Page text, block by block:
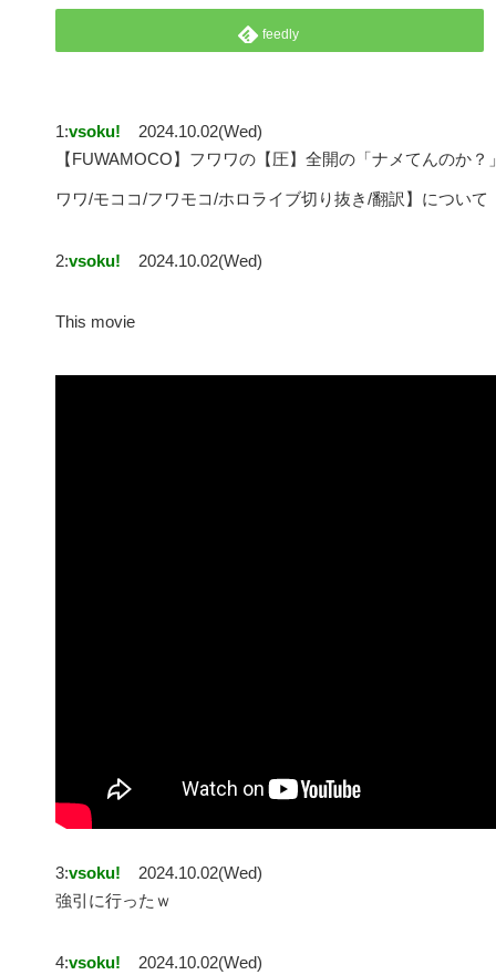
feedly
1:vsoku!
2024.10.02(Wed)
【FUWAMOCO】フワワの【圧】全開の「ナメてんのか
ワワ/モココ/フワモコ/ホロライブ切り抜き/翻訳】について
2:vsoku! 2024.10.02(Wed)
This movie
3:vsoku!
2024.10.02(Wed)
強引に行ったｗ
4:vsoku!
2024.10.02(Wed)